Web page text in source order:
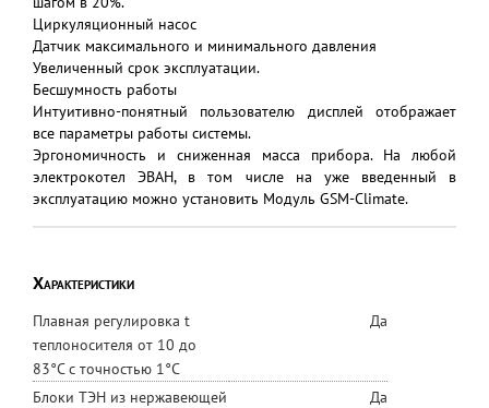
Циркуляционный насос
Датчик максимального и минимального давления
Увеличенный срок эксплуатации.
Бесшумность работы
Интуитивно-понятный пользователю дисплей отображает
все параметры работы системы.
Эргономичность и сниженная масса прибора. На любой
электрокотел ЭВАН, в том числе на уже введенный в
эксплуатацию можно установить Модуль GSM-Climate.
Характеристики
Плавная регулировка t
теплоносителя от 10 до
83°С с точностью 1°С
Да
Блоки ТЭН из нержавеющей
Да